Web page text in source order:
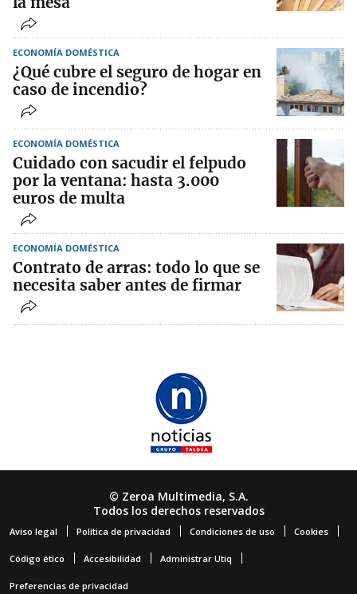
ECONOMÍA DOMÉSTICA
¿Qué cubre el seguro de hogar en
caso de incendio?
ECONOMÍA DOMÉSTICA
Cuidado con sacudir el felpudo
por la ventana: hasta 3.000
euros de multa
ECONOMÍA DOMÉSTICA
Contrato de arras: todo lo que se
necesita saber antes de firmar
© Zeroa Multimedia, S.A.
Todos los derechos reservados
Aviso legal Política de privacidad Condiciones de uso Cookies
Código ético Accesibilidad Administrar Utiq
Preferencias de privacidad